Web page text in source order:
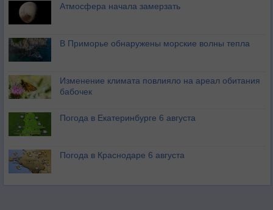
Атмосфера начала замерзать
В Приморье обнаружены морские волны тепла
Изменение климата повлияло на ареал обитания
бабочек
Погода в Екатеринбурге 6 августа
Погода в Краснодаре 6 августа